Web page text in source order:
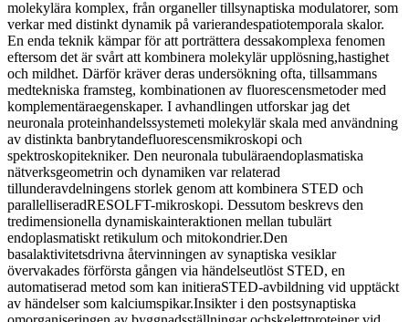
molekylära komplex, från organeller tillsynaptiska modulatorer, som
verkar med distinkt dynamik på varierandespatiotemporala skalor.
En enda teknik kämpar för att porträttera dessakomplexa fenomen
eftersom det är svårt att kombinera molekylär upplösning,hastighet
och mildhet. Därför kräver deras undersökning ofta, tillsammans
medtekniska framsteg, kombinationen av fluorescensmetoder med
komplementäraegenskaper. I avhandlingen utforskar jag det
neuronala proteinhandelssystemeti molekylär skala med användning
av distinkta banbrytandefluorescensmikroskopi och
spektroskopitekniker. Den neuronala tubuläraendoplasmatiska
nätverksgeometrin och dynamiken var relaterad
tillunderavdelningens storlek genom att kombinera STED och
parallelliseradRESOLFT-mikroskopi. Dessutom beskrevs den
tredimensionella dynamiskainteraktionen mellan tubulärt
endoplasmatiskt retikulum och mitokondrier.Den
basalaktivitetsdrivna återvinningen av synaptiska vesiklar
övervakades förförsta gången via händelseutlöst STED, en
automatiserad metod som kan initieraSTED-avbildning vid upptäckt
av händelser som kalciumspikar.Insikter i den postsynaptiska